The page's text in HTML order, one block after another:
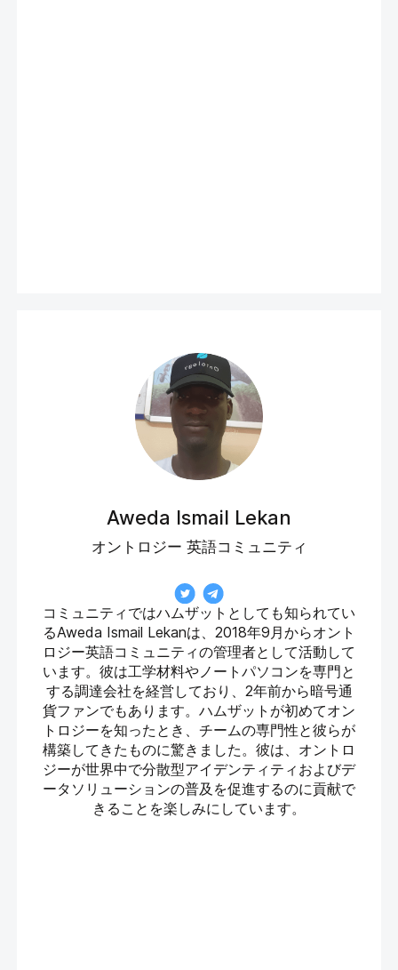
Aweda Ismail Lekan
オントロジー 英語コミュニティ
コミュニティではハムザットとしても知られてい
るAweda Ismail Lekanは、2018年9月からオント
ロジー英語コミュニティの管理者として活動して
います。彼は工学材料やノートパソコンを専門と
する調達会社を経営しており、2年前から暗号通
貨ファンでもあります。ハムザットが初めてオン
トロジーを知ったとき、チームの専門性と彼らが
構築してきたものに驚きました。彼は、オントロ
ジーが世界中で分散型アイデンティティおよびデ
ータソリューションの普及を促進するのに貢献で
きることを楽しみにしています。